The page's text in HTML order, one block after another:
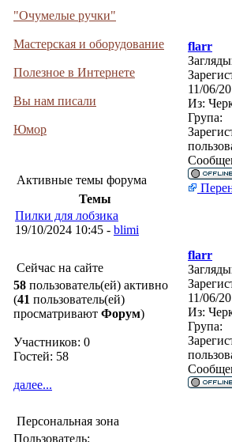
"Очумелые ручки"
Мастерская и оборудование
Полезное в Интернете
Вы нам писали
Юмор
Активные темы форума
Темы
Пилки для лобзика
19/10/2024 10:45 - blimi
Сейчас на сайте
58 пользователь(ей) активно
(41 пользователь(ей)
просматривают Форум)
Участников: 0
Гостей: 58
далее...
Персональная зона
Пользователь:
flarr
11/06/
Из:
Група:
flarr
11/06/
Из:
Група: